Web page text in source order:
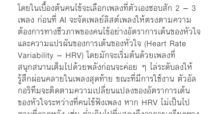
โดยในเบื้องต้นคนไข้จะเลือกเพลงที่ตัวเองชอบสัก 2 – 3
เพลง ก่อนที่ AI จะจัดเพลย์ลิสต์เพลงให้ตรงตามความ
ต้องการทางชีวภาพของคนไข้อย่างอัตราการเต้นของหัวใจ
และความแปรผันของการเต้นของหัวใจ (Heart Rate
Variability – HRV) โดยมักจะเริ่มต้นด้วยเพลงที่
สนุกสนานเต็มไปด้วยพลังก่อนจะค่อย ๆ ไล่ระดับลงให้
รู้สึกผ่อนคลายในเพลงสุดท้าย ขณะที่มีการใช้งาน ตัวอัล
กอริทึมจะติดตามความเปลี่ยนแปลงของอัตราการเต้น
ของหัวใจระหว่างที่คนไข้ฟังเพลง หาก HRV ไม่เป็นไป